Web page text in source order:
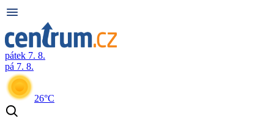
pátek 7. 8.
pá 7. 8.
26°C